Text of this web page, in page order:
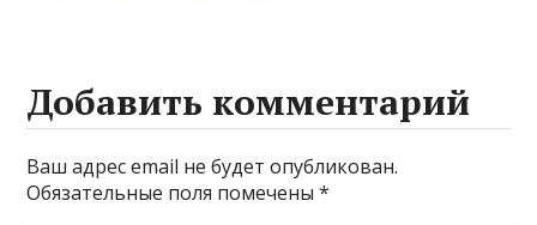
Добавить комментарий
Ваш адрес email не будет опубликован.
Обязательные поля помечены*